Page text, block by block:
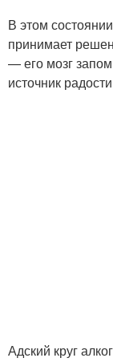
В этом
принимает
— его мозг
источник
Адский круг